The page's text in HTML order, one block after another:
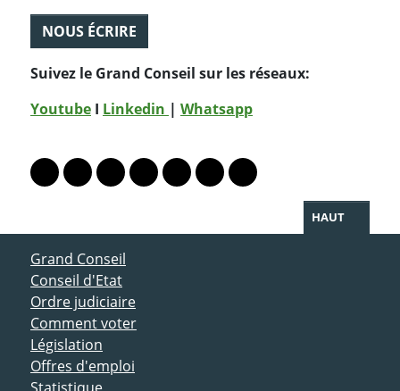
NOUS ÉCRIRE
Suivez le Grand Conseil sur les réseaux:
Youtube I Linkedin | Whatsapp
Lien vers le profil Mastodon
Lien vers le profil Bluesky
Lien vers le profil Instagram
Lien vers le profil Linkedin
Lien vers le profil Facebook
Lien vers le profil Twitter
Partager par WhatsApp
HAUT
ACCÈS DIRECT
Grand Conseil
Conseil d'Etat
Ordre judiciaire
Comment voter
Législation
Offres d'emploi